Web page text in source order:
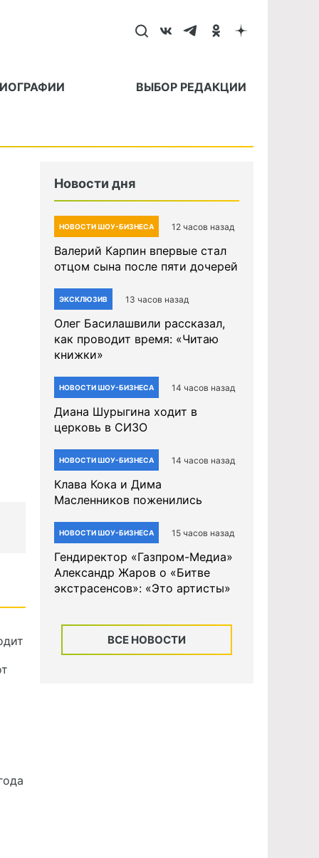
ВЫБОР РЕДАКЦИИ
Новости дня
НОВОСТИ ШОУ-БИЗНЕСА 12 часов назад
Валерий Карпин впервые стал
отцом сына после пяти дочерей
ЭКСКЛЮЗИВ 13 часов назад
Олег Басилашвили рассказал,
как проводит время: «Читаю
книжки»
НОВОСТИ ШОУ-БИЗНЕСА 14 часов назад
Диана Шурыгина ходит в
церковь в СИЗО
НОВОСТИ ШОУ-БИЗНЕСА 14 часов назад
Клава Кока и Дима
Масленников поженились
НОВОСТИ ШОУ-БИЗНЕСА 15 часов назад
Гендиректор «Газпром-Медиа»
Александр Жаров о «Битве
экстрасенсов»: «Это артисты»
ВСЕ НОВОСТИ